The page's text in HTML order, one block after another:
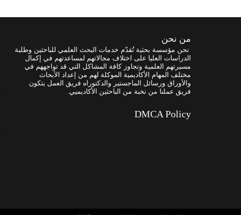
من نحن
نحن مؤسسة بحثية تُقدّم خدمات البحث العلمي للباحثين وطلبة
الدراسات العليا على اختلاف مجالاتهم لمساعدتهم في إكمال
مسيرتهم العلمية وتجاوز كافة المشاكل التي قد تواجههم في
مختلف المهام الأكاديمية الموكلة لهم من إعداد الأبحاث
والأوراق ورسائل الماجستير والدكتوراه فريق العمل يتكون
فريق عملنا من نخبة من الباحثين الأكاديميي.
DMCA Policy